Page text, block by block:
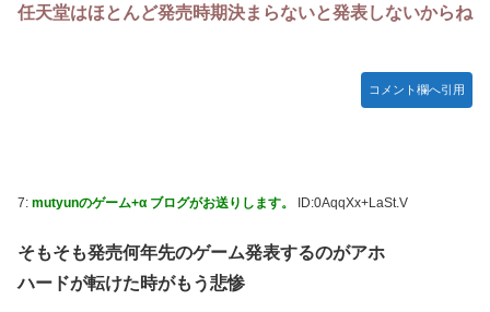
任天堂はほとんど発売時期決まらないと発表しないからね
コメント欄へ引用
7: mutyunのゲーム+α ブログがお送りします。 ID:0AqqXx+LaSt.V
そもそも発売何年先のゲーム発表するのがアホ
ハードが転けた時がもう悲惨